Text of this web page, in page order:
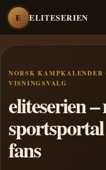
E ELITESERIEN
NORSK KAMPKALENDER
VISNINGSVALG
eliteserien
fans